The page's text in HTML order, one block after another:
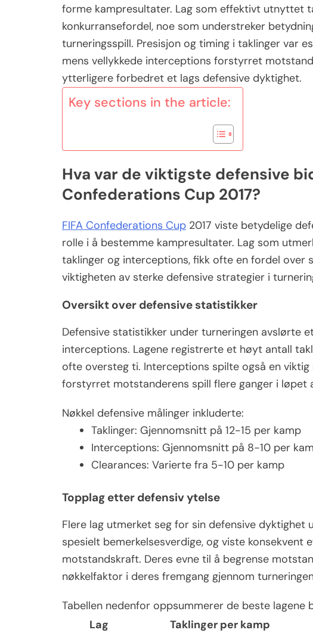
forme kampresultater. Lag som effektivt utnyttet
konkurransefordel, noe som understreker
turneringsspill. Presisjon og timing i taklinger var
mens vellykkede interceptions forstyrret
ytterligere forbedret et lags defensive dyktighet.
Key sections in the article:
Hva var de viktigste defensive
Confederations Cup 2017?
FIFA Confederations Cup 2017 viste betydelige
rolle i å bestemme kampresultater. Lag som
taklinger og interceptions, fikk ofte en fordel over
viktigheten av sterke defensive strategier i
Oversikt over defensive statistikker
Defensive statistikker under turneringen avslørte
interceptions. Lagene registrerte et høyt antall
ofte oversteg ti. Interceptions spilte også en
forstyrret motstanderens spill flere ganger i løpet
Nøkkel defensive målinger inkluderte:
Taklinger: Gjennomsnitt på 12-15 per kamp
Interceptions: Gjennomsnitt på 8-10 per
Clearances: Varierte fra 5-10 per kamp
Topplag etter defensiv ytelse
Flere lag utmerket seg for sin defensive dyktighet
spesielt bemerkelsesverdige, og viste konsekvent
motstandskraft. Deres evne til å begrense
nøkkelfaktor i deres fremgang gjennom
Tabellen nedenfor oppsummerer de beste lagene
Lag
Taklinger per kamp